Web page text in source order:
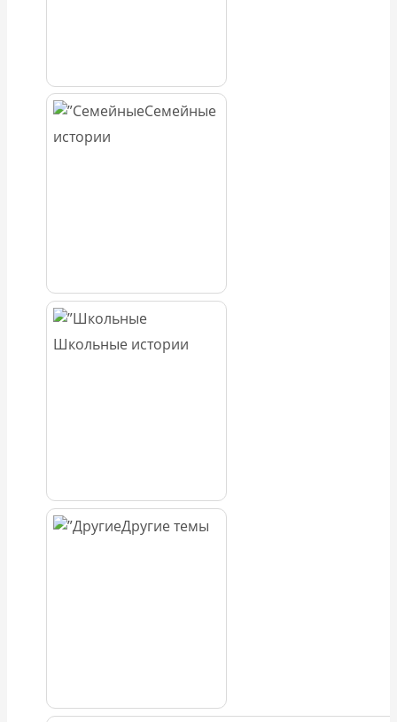
Семейные
истории
Школьные истории
Другие темы